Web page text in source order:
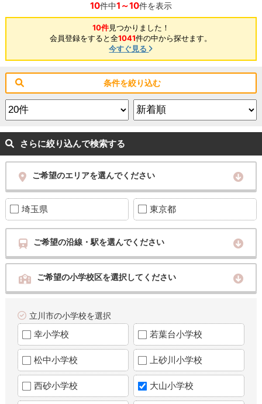
10件中1～10件を表示
10件見つかりました！
会員登録をすると全1041件の中から探せます。
今すぐ見る
条件を絞り込む
さらに絞り込んで検索する
ご希望のエリアを選んでください
埼玉県 東京都
ご希望の沿線・駅を選んでください
ご希望の小学校区を選択してください
立川市の小学校を選択
幸小学校 若葉台小学校
松中小学校 上砂川小学校
西砂小学校 大山小学校